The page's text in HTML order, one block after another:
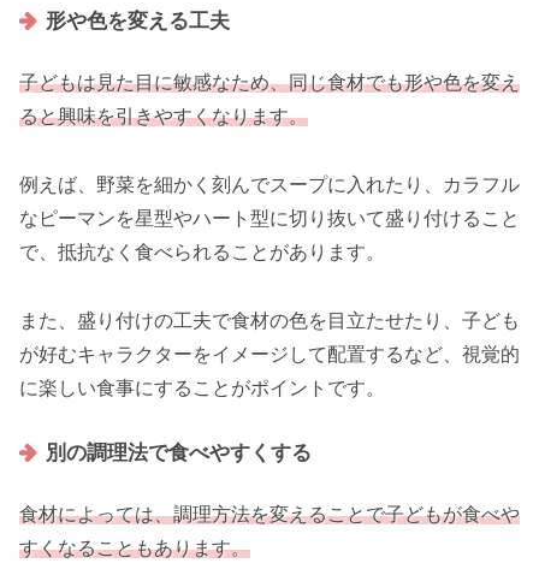
形や色を変える工夫
子どもは見た目に敏感なため、同じ食材でも形や色を変え
ると興味を引きやすくなります。
例えば、野菜を細かく刻んでスープに入れたり、カラフル
なピーマンを星型やハート型に切り抜いて盛り付けること
で、抵抗なく食べられることがあります。
また、盛り付けの工夫で食材の色を目立たせたり、子ども
が好むキャラクターをイメージして配置するなど、視覚的
に楽しい食事にすることがポイントです。
別の調理法で食べやすくする
食材によっては、調理方法を変えることで子どもが食べや
すくなることもあります。